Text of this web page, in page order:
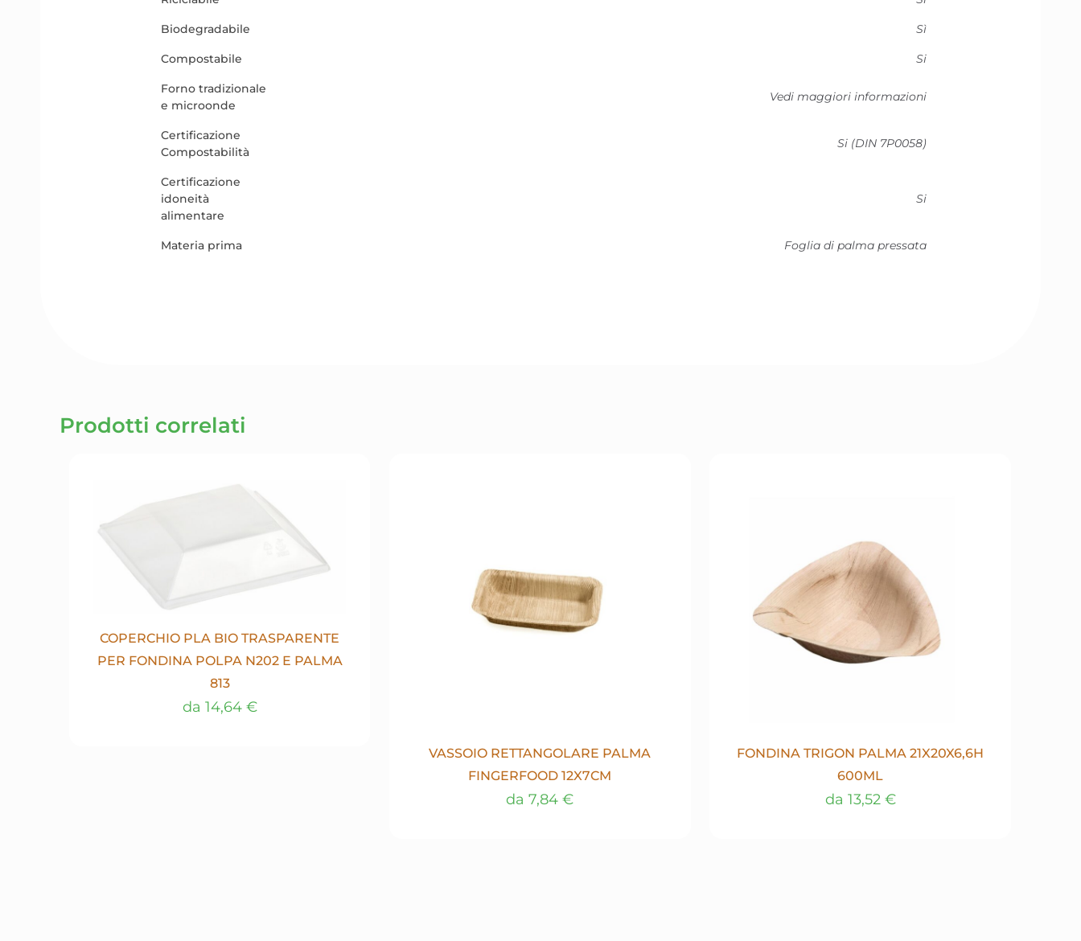
Biodegradabile Sì
Compostabile Si
Forno tradizionale
e microonde
Vedi maggiori informazioni
Certificazione
Compostabilità
Si (DIN 7P0058)
Certificazione
idoneità
alimentare
Si
Materia prima Foglia di palma pressata
Prodotti correlati
COPERCHIO PLA BIO TRASPARENTE
PER FONDINA POLPA N202 E PALMA
813
da 14,64 €
VASSOIO RETTANGOLARE PALMA
FINGERFOOD 12X7CM
da7,84€
FONDINA TRIGON PALMA 21X20X6,6H
600ML
da 13,52 €